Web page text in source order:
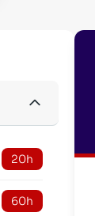
20h
60h